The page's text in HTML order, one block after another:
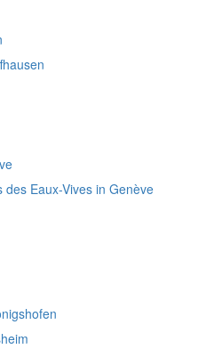
Eaux-Vives in Genève